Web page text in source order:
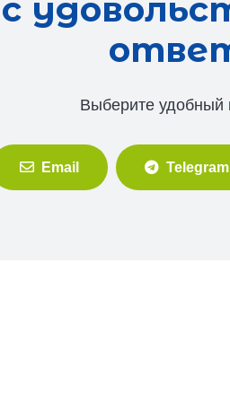
Выберите удобный
Email Telegram